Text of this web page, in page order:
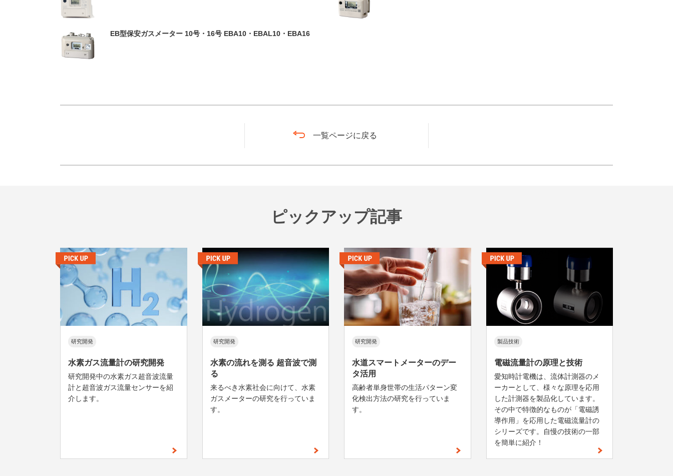
EB型保安ガスメーター 10号・16号 EBA10・EBAL10・EBA16
一覧ページに戻る
ピックアップ記事
研究開発
水素ガス流量計の研究開発
研究開発中の水素ガス超音波流量
計と超音波ガス流量センサーを紹
介します。
研究開発
水素の流れを測る 超音波で測
る
来るべき水素社会に向けて、水素
ガスメーターの研究を行っていま
す。
研究開発
水道スマートメーターのデー
タ活用
高齢者単身世帯の生活パターン変
化検出方法の研究を行っていま
す。
製品技術
電磁流量計の原理と技術
愛知時計電機は、流体計測器のメ
ーカーとして、様々な原理を応用
した計測器を製品化しています。
その中で特徴的なものが「電磁誘
導作用」を応用した電磁流量計の
シリーズです。自慢の技術の一部
を簡単に紹介！